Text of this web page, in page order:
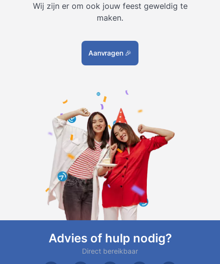
Wij zijn er om ook jouw feest geweldig te
maken.
Aanvragen 🎉
Advies of hulp nodig?
Direct bereikbaar